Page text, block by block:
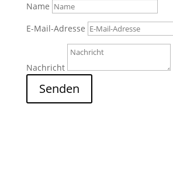
Name
E-Mail-Adresse
Nachricht
Senden